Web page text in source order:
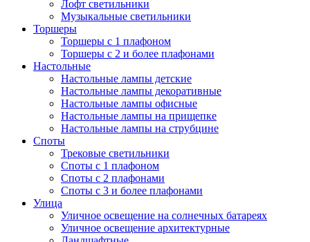
Лофт светильники
Музыкальные светильники
Торшеры
Торшеры с 1 плафоном
Торшеры с 2 и более плафонами
Настольные
Настольные лампы детские
Настольные лампы декоративные
Настольные лампы офисные
Настольные лампы на прищепке
Настольные лампы на струбцине
Споты
Трековые светильники
Споты с 1 плафоном
Споты с 2 плафонами
Споты с 3 и более плафонами
Улица
Уличное освещение на солнечных батареях
Уличное освещение архитектурные